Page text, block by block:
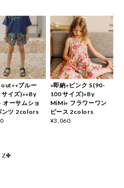
ブルー
イズ)»«By
オーサムショ
ンツ 2colors
«即納»ピンク S(90-
100 サイズ)«By
MiMi» フラワーワン
ピース 2colors
¥3,060